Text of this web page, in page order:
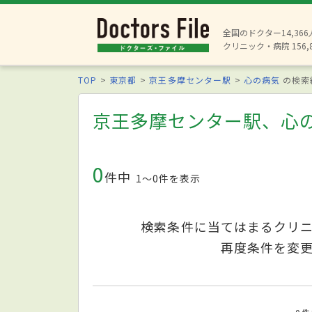
全国のドクター14,366
クリニック・病院
TOP 東京都 京王多摩センター駅 心の病気 の検
京王多摩センター駅、心
0件中 1〜0件を表示
検索条件に当てはまるクリ
再度条件を変